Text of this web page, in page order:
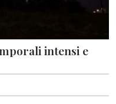
intensi e